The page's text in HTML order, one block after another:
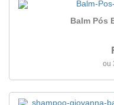
Balm Pós
ou